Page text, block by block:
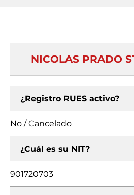
NICOLAS PRADO
¿Registro RUES activo?
No / Cancelado
¿Cuál es su NIT?
901720703